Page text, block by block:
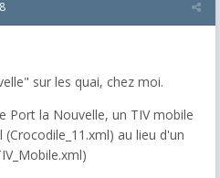
sur les quai, chez moi.
Port la Nouvelle, un TIV mobile
au lieu d'un